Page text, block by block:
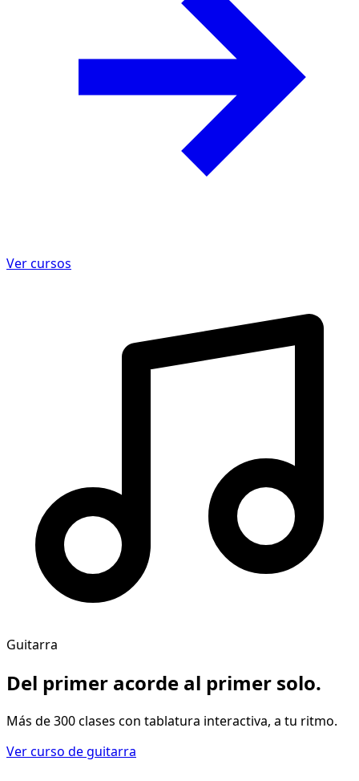
Ver cursos
Guitarra
Del primer acorde al primer solo.
Más de 300 clases con tablatura interactiva, a tu ritmo.
Ver curso de guitarra